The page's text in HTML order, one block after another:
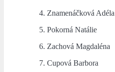
4. Znamenáčková Adéla
5. Pokorná Natálie
6. Zachová Magdaléna
7. Cupová Barbora